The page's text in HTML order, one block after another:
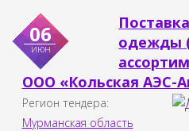
06
июн
одежды
ООО «Кольская АЭС-
Регион тендера:
Мурманская область